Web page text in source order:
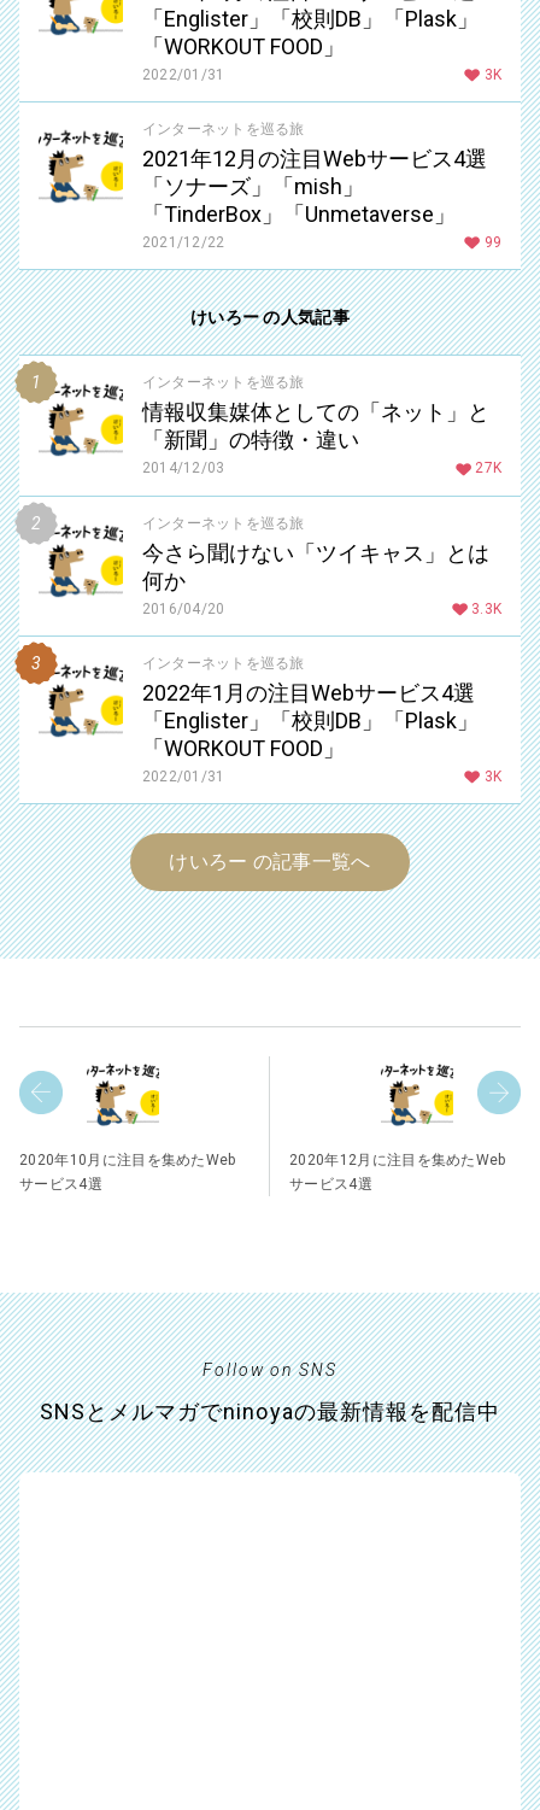
「Englister」「校則DB」「Plask」
「WORKOUT FOOD」
2022/01/31 3K
インターネットを巡る旅
2021年12月の注目Webサービス4選
「ソナーズ」「mish」
「TinderBox」「Unmetaverse」
2021/12/22 99
けいろー の人気記事
インターネットを巡る旅
情報収集媒体としての「ネット」と
「新聞」の特徴・違い
2014/12/03 27K
インターネットを巡る旅
今さら聞けない「ツイキャス」とは
何か
2016/04/20 3.3K
インターネットを巡る旅
2022年1月の注目Webサービス4選
「Englister」「校則DB」「Plask」
「WORKOUT FOOD」
2022/01/31 3K
けいろー の記事一覧へ
2020年10月に注目を集めたWeb
サービス4選
2020年12月に注目を集めたWeb
サービス4選
Follow on SNS
SNSとメルマガでninoyaの最新情報を配信中